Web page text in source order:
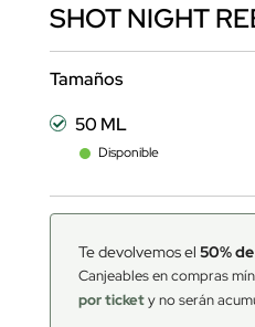
SHOT NIGHT
Tamaños
50 ML
Disponible
Te devolvemos el 50%
Canjeables en compras
por tickety no serán